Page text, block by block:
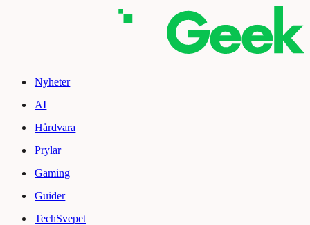
Nyheter
AI
Hårdvara
Prylar
Gaming
Guider
TechSvepet